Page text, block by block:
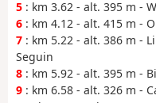
5 : km 3.62 - alt. 395 m -
6 : km 4.12 - alt. 415 m -
7 : km 5.22 - alt. 386 m -
Seguin
8 : km 5.92 - alt. 395 m -
9 : km 6.58 - alt. 326 m -